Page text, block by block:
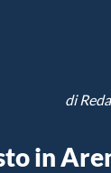
di
in